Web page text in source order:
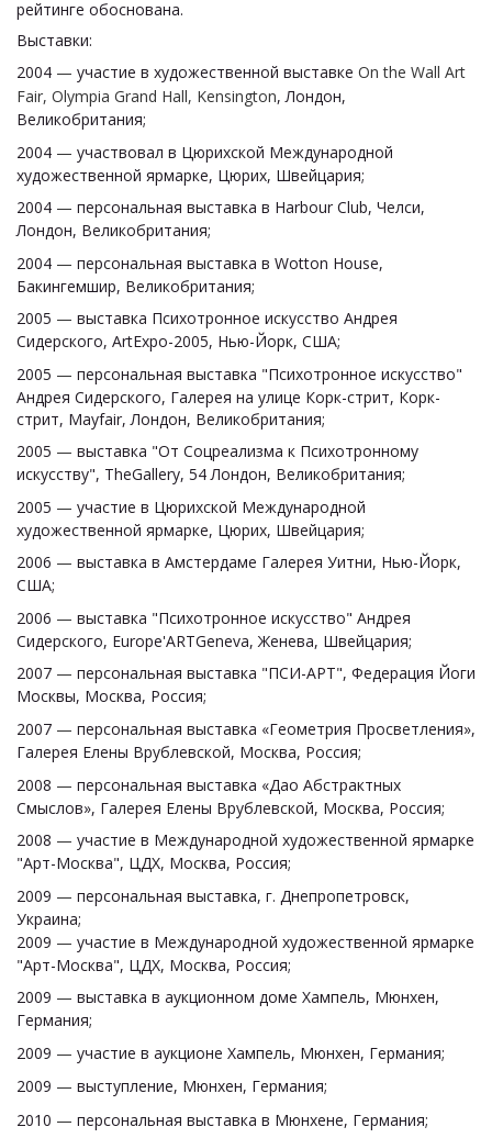
рейтинге обоснована.
Выставки:
2004 — участие в художественной выставке On the Wall Art
Fair, Olympia Grand Hall, Kensington, Лондон,
Великобритания;
2004 — участвовал в Цюрихской Международной
художественной ярмарке, Цюрих, Швейцария;
2004 — персональная выставка в Harbour Club, Челси,
Лондон, Великобритания;
2004 — персональная выставка в Wotton House,
Бакингемшир, Великобритания;
2005 — выставка Психотронное искусство Андрея
Сидерского, ArtExpo-2005, Нью-Йорк, США;
2005 — персональная выставка "Психотронное искусство"
Андрея Сидерского, Галерея на улице Корк-стрит, Корк-
стрит, Mayfair, Лондон, Великобритания;
2005 — выставка "От Соцреализма к Психотронному
искусству", TheGallery, 54 Лондон, Великобритания;
2005 — участие в Цюрихской Международной
художественной ярмарке, Цюрих, Швейцария;
2006 — выставка в Амстердаме Галерея Уитни, Нью-Йорк,
США;
2006 — выставка "Психотронное искусство" Андрея
Сидерского, Europe'ARTGeneva, Женева, Швейцария;
2007 — персональная выставка "ПСИ-АРТ", Федерация Йоги
Москвы, Москва, Россия;
2007 — персональная выставка «Геометрия Просветления»,
Галерея Елены Врублевской, Москва, Россия;
2008 — персональная выставка «Дао Абстрактных
Смыслов», Галерея Елены Врублевской, Москва, Россия;
2008 — участие в Международной художественной ярмарке
"Арт-Москва", ЦДХ, Москва, Россия;
2009 — персональная выставка, г. Днепропетровск,
Украина;
2009 — участие в Международной художественной ярмарке
"Арт-Москва", ЦДХ, Москва, Россия;
2009 — выставка в аукционном доме Хампель, Мюнхен,
Германия;
2009 — участие в аукционе Хампель, Мюнхен, Германия;
2009 — выступление, Мюнхен, Германия;
2010 — персональная выставка в Мюнхене, Германия;